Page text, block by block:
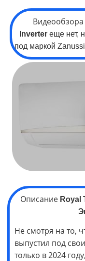
Видеообзора
Inverter еще нет,
под маркой
Описание Royal
Не смотря на то,
выпустил под
только в 2024